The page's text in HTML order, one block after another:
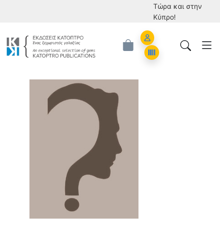
Tώρα και στην
Κύπρο!
Account
Orders
Henri Plotkin